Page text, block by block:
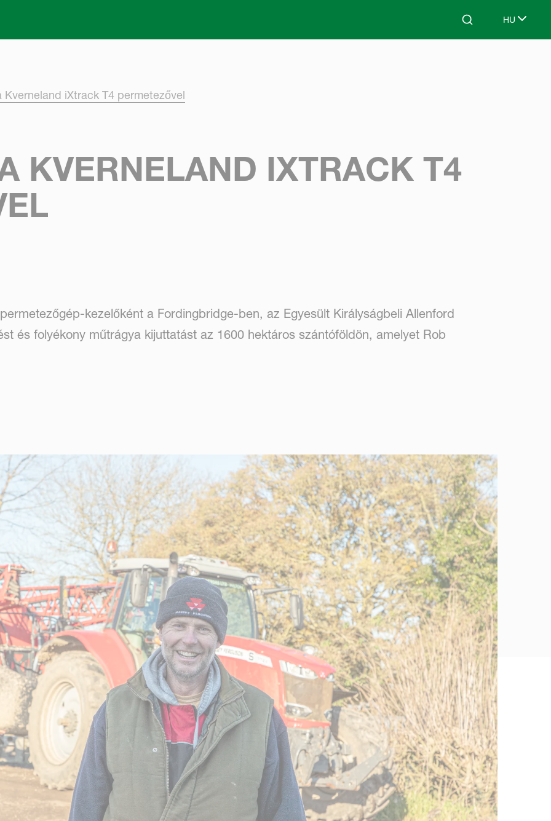
Search HU
Select
Kverneland iXtrack T4 permetezővel
KVERNELAND IXTRACK T4
kezelőként a Fordingbridge-ben, az Egyesült Királyságbeli Allenford
és folyékony műtrágya kijuttatást az 1600 hektáros szántóföldön, amelyet Rob